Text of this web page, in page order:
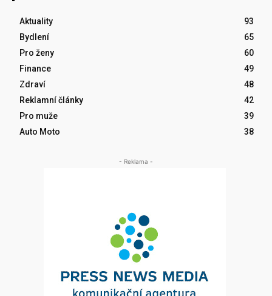
Aktuality
93
Bydlení
65
Pro ženy
60
Finance
49
Zdraví
48
Reklamní články
42
Pro muže
39
Auto Moto
38
- Reklama -